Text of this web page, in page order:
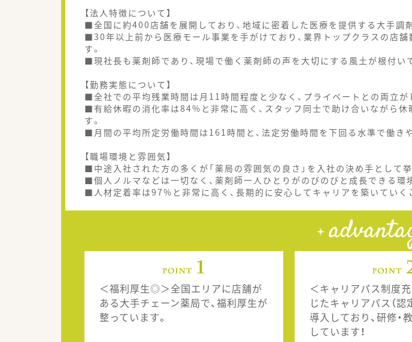
【法人特徴について】
■全国に約400店舗を展開しており、地域に密着した医療を提供する大手調
■30年以上前から医療モール事業を手がけており、業界トップクラスの店舗
す。
■現社長も薬剤師であり、現場で働く薬剤師の声を大切にする風土が根付い
【勤務実態について】
■全社での平均残業時間は月11時間程度と少なく、プライベートとの両立が
■有給休暇の消化率は84%と非常に高く、スタッフ同士で助け合いながら休
す。
■月間の平均所定労働時間は161時間と、法定労働時間を下回る水準で働き
【職場環境と雰囲気】
■中途入社された方の多くが「薬局の雰囲気の良さ」を入社の決め手として挙
■個人ノルマなどは一切なく、薬剤師一人ひとりがのびのびと成長できる環
■人材定着率は97%と非常に高く、長期的に安心してキャリアを築いていく
＜福利厚生◎＞全国エリアに店舗が
ある大手チェーン薬局で、福利厚生が
整っています。
＜キャリアパス制度
じたキャリアパス（認
導入しており、研修・
しています！